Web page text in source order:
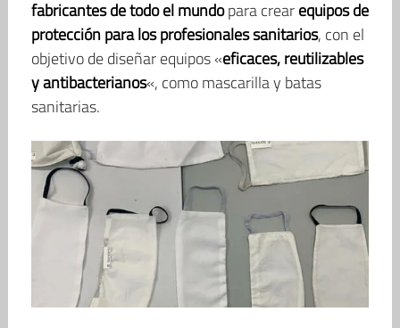
fabricantes de todo el mundopara crearequipos de
protección para los profesionales sanitarios, con el
objetivo de diseñar equipos «eficaces, reutilizables
y antibacterianos«, como mascarilla y batas
sanitarias.